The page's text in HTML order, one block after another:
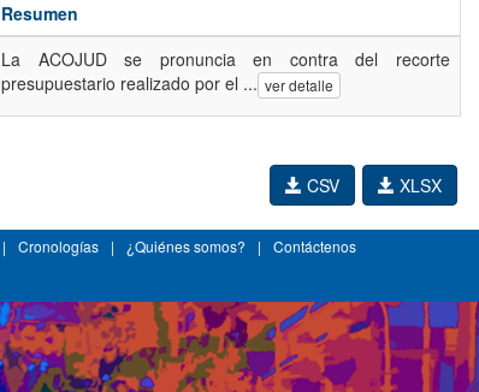
Resumen
La ACOJUD se pronuncia en contra del recorte
presupuestario realizado por el ... ver detalle
XLSX
CSV
| Cronologías | ¿Quiénes somos? | Contáctenos